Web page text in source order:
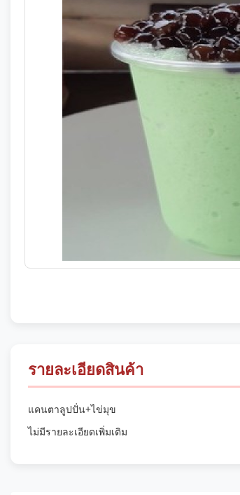
รายละเอียดสินค้า
แคนตาลูปปั่น+ไข่มุข
ไม่มีรายละเอียดเพิ่มเติม